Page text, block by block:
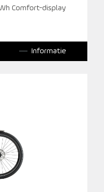
HEREN 2025
Comfort-display
Informatie